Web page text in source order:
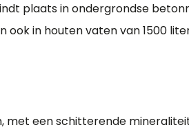
plaats in ondergrondse
ook in houten vaten van 1500
met een schitterende